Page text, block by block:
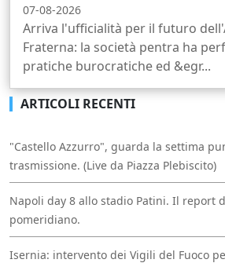
07-08-2026
Arriva l'ufficialità per il futuro
Fraterna: la società pentra ha
pratiche burocratiche ed &egr...
ARTICOLI RECENTI
"Castello Azzurro", guarda la settima
trasmissione. (Live da Piazza Plebiscito)
Napoli day 8 allo stadio Patini. Il report
pomeridiano.
Isernia: intervento dei Vigili del Fuoco